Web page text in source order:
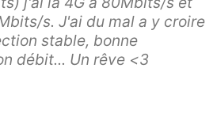
s. J'ai du mal a y croire
stable, bonne
débit... Un rêve <3